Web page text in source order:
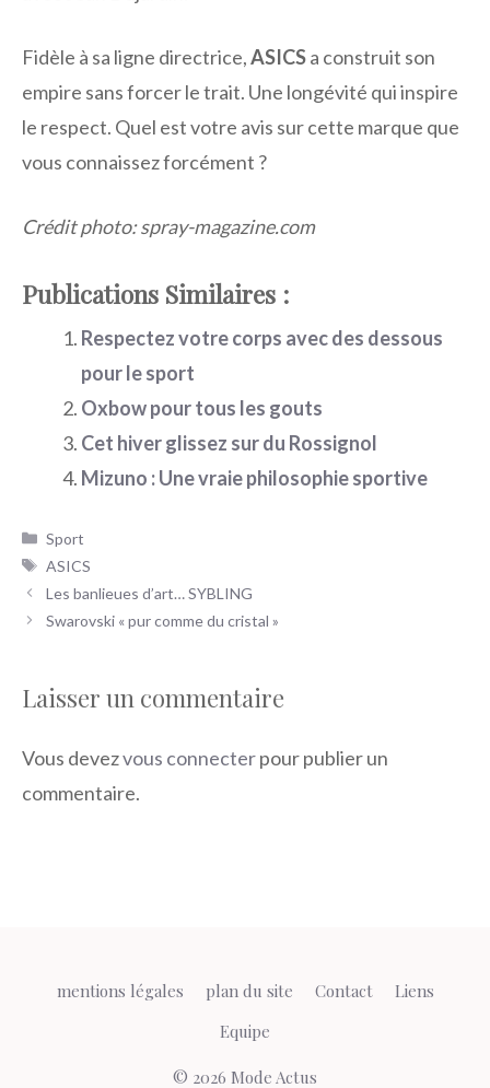
Fidèle à sa ligne directrice,ASICSa construit son
empire sans forcer le trait. Une longévité qui inspire
le respect. Quel est votre avis sur cette marque que
vous connaissez forcément ?
Crédit photo: spray-magazine.com
Publications Similaires :
Respectez votre corps avec des dessous
pour le sport
Oxbow pour tous les gouts
Cet hiver glissez sur du Rossignol
Mizuno : Une vraie philosophie sportive
Catégories
Sport
Étiquettes
ASICS
Les banlieues d’art… SYBLING
Swarovski « pur comme du cristal »
Laisser un commentaire
Vous devezvous connecterpour publier un
commentaire.
mentions légales plan du site Contact
Liens
Equipe
© 2026 Mode Actus